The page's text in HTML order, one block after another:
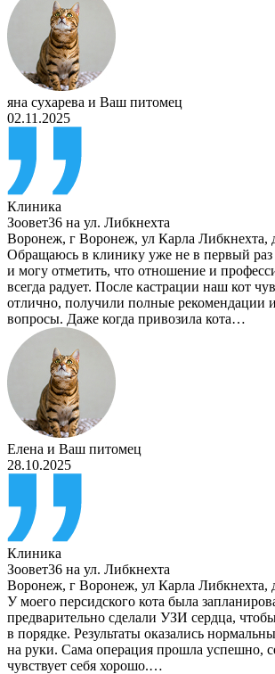
яна сухарева и Ваш питомец
02.11.2025
Клиника
Зоовет36 на ул. Либкнехта
Воронеж, г Воронеж, ул Карла Либкнехта,
Обращаюсь в клинику уже не в первый раз
и могу отметить, что отношение и
всегда радует. После кастрации наш кот
отлично, получили полные рекомендации
вопросы. Даже когда привозила кота…
Елена и Ваш питомец
28.10.2025
Клиника
Зоовет36 на ул. Либкнехта
Воронеж, г Воронеж, ул Карла Либкнехта,
У моего персидского кота была
предварительно сделали УЗИ сердца,
в порядке. Результаты оказались
на руки. Сама операция прошла успешно,
чувствует себя хорошо.…